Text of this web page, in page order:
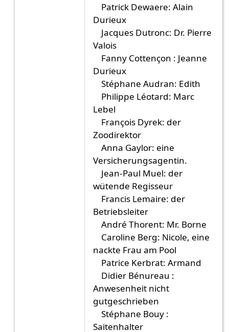
Patrick Dewaere: Alain
Durieux
Jacques Dutronc: Dr. Pierre
Valois
Fanny Cottençon : Jeanne
Durieux
Stéphane Audran: Edith
Philippe Léotard: Marc
Lebel
François Dyrek: der
Zoodirektor
Anna Gaylor: eine
Versicherungsagentin.
Jean-Paul Muel: der
wütende Regisseur
Francis Lemaire: der
Betriebsleiter
André Thorent: Mr. Borne
Caroline Berg: Nicole, eine
nackte Frau am Pool
Patrice Kerbrat: Armand
Didier Bénureau :
Anwesenheit nicht
gutgeschrieben
Stéphane Bouy :
Saitenhalter